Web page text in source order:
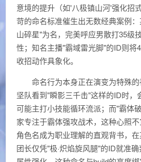
意境的提升（如'八极镇山河'强化招
苛的命名标准催生出无数经典案例
山碎星"为名，完美呼应男散打35级
性；知名主播"霸域雷光脚"的ID则将
收招动作具象化。
命名行为本身正在演变为特殊
坚队看到"瞬影三千击"这样的ID时，
可能主打小技能循环流派；而"霸体
家专注于霸体强攻战术，这种心照
角色名成为职业理解的直观背书，在
团长仅凭"极·炽焰旋风腿"的ID就准